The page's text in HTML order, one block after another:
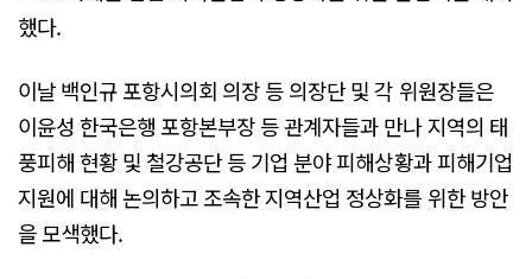
했다.
이날 백인규 포항시의회 의장 등 의장단 및 각 위원장들은
이윤성 한국은행 포항본부장 등 관계자들과 만나 지역의 태
풍피해 현황 및 철강공단 등 기업 분야 피해상황과 피해기업
지원에 대해 논의하고 조속한 지역산업 정상화를 위한 방안
을 모색했다.